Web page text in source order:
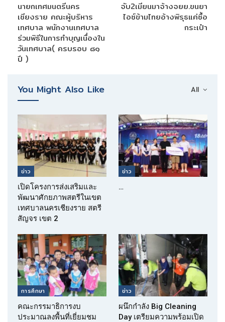
นายกเทศมนตรีนคร
เชียงราย คณะผู้บริหาร
เทศบาล พนักงานเทศบาล
ร่วมพิธีในการทำบุญเนื่องใน
วันเทศบาล( ครบรอบ ๘๑
ปี )
จับ2เมียนมาจ้างจยย.ขนยา
ไอซ์ข้ามไทยอ้างพิรุธแค่ซื้อ
กระเป๋า
All
You Might Also Like
ข่าว
เปิดโครงการส่งเสริมและ
พัฒนาศักยภาพสตรีในเขต
เทศบาลนครเชียงราย สตรี
สัญจร เขต 2
ข่าว
…
การศึกษา
คณะกรรมาธิการงบ
ประมาณลงพื้นที่เยี่ยมชม
ข่าว
ผนึกกำลัง Big Cleaning
Day เตรียมความพร้อมเปิด